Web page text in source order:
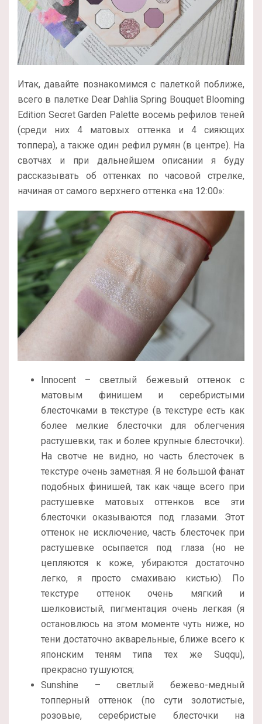
Итак, давайте познакомимся с палеткой поближе,
всего в палетке Dear Dahlia Spring Bouquet Blooming
Edition Secret Garden Palette восемь рефилов теней
(среди них 4 матовых оттенка и 4 сияющих
топпера), а также один рефил румян (в центре). На
свотчах и при дальнейшем описании я буду
рассказывать об оттенках по часовой стрелке,
начиная от самого верхнего оттенка «на 12:00»:
Innocent – светлый бежевый оттенок с
матовым финишем и серебристыми
блесточками в текстуре (в текстуре есть как
более мелкие блесточки для облегчения
растушевки, так и более крупные блесточки).
На свотче не видно, но часть блесточек в
текстуре очень заметная. Я не большой фанат
подобных финишей, так как чаще всего при
растушевке матовых оттенков все эти
блесточки оказываются под глазами. Этот
оттенок не исключение, часть блесточек при
растушевке осыпается под глаза (но не
цепляются к коже, убираются достаточно
легко, я просто смахиваю кистью). По
текстуре оттенок очень мягкий и
шелковистый, пигментация очень легкая (я
остановлюсь на этом моменте чуть ниже, но
тени достаточно акварельные, ближе всего к
японским теням типа тех же Suqqu),
прекрасно тушуются;
Sunshine – светлый бежево-медный
топперный оттенок (по сути золотистые,
розовые, серебристые блесточки на